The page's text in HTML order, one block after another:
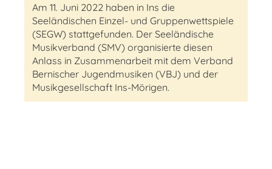
Am 11. Juni 2022 haben in Ins die
Seeländischen Einzel- und Gruppenwettspiele
(SEGW) stattgefunden. Der Seeländische
Musikverband (SMV) organisierte diesen
Anlass in Zusammenarbeit mit dem Verband
Bernischer Jugendmusiken (VBJ) und der
Musikgesellschaft Ins-Mörigen.